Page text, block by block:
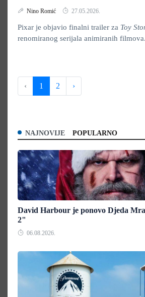
Nino Romić 27.05.2026.
Pixar je objavio finalni trailer za Toy
renomiranog serijala animiranih filmova.
‹ 1 2 ›
NAJNOVIJE POPULARNO
David Harbour je ponovo Djeda
2"
06.08.2026.